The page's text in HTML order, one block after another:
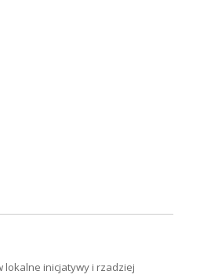
lokalne inicjatywy i rzadziej